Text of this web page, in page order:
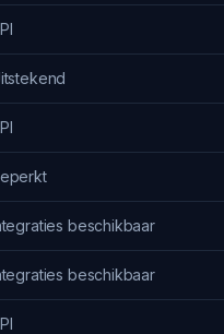
beschikbaar
beschikbaar